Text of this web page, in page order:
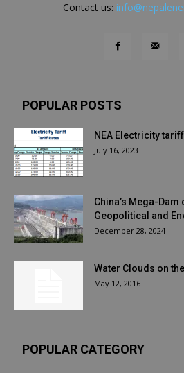
Contact us:
POPULAR POSTS
NEA Electricity
July 16, 2023
China’s Mega-
Geopolitical and
December 28, 2024
Water Clouds on
May 12, 2016
POPULAR CATEGORY